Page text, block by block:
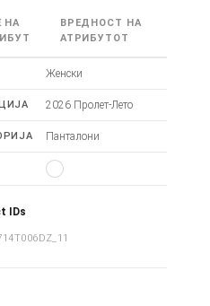
НА
ВРЕДНОСТ НА
АТРИБУТОТ
Женски
2026 Пролет-Лето
Панталони
IDs